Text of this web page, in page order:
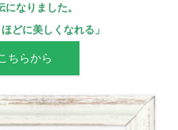
なりました。
どに美しくなれる」
ちらから